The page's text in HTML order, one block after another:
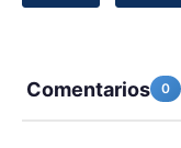
Comentarios 0